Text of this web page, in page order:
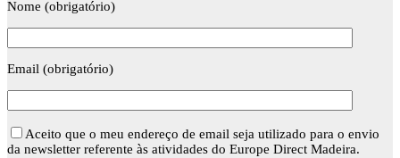
Nome (obrigatório)
Email (obrigatório)
Aceito que o meu endereço de email seja utilizado para o envio
da newsletter referente às atividades do Europe Direct Madeira.